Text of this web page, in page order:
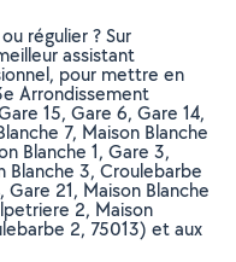
régulier ? Sur
assistant
pour mettre en
Arrondissement
15, Gare 6, Gare 14,
7, Maison Blanche
Blanche 1, Gare 3,
Blanche 3, Croulebarbe
21, Maison Blanche
2, Maison
2, 75013) et aux